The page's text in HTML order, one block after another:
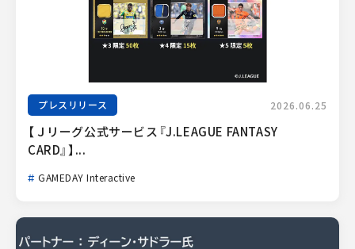
プレスリリース 2026.06.25
【Ｊリーグ公式サービス『J.LEAGUE FANTASY
CARD』】...
GAMEDAY Interactive